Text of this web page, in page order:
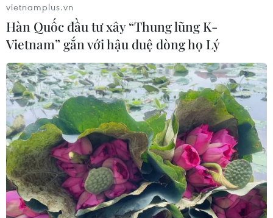
Công điện về chủ động ứng phó với bão số
9, mưa lũ và rét đậm
26/11/2016 09:08
Hoàn lưu sau bão kết hợp với không khí lạnh tăng
cường gây mưa to đến rất to cho khu vực từ Đà Nẵng
đến Khánh Hoà, trên các sông khu vực này xuất hiện lũ,
kèm nguy cơ lũ quét, sạt lở đất.
vietnamplus.vn
Hàn Quốc đầu tư xây “Thung lũng K-
Vietnam” gắn với hậu duệ dòng họ Lý